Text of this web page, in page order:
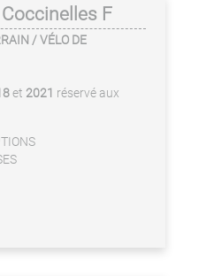
F
/ VÉLO DE
et 2021 réservé aux